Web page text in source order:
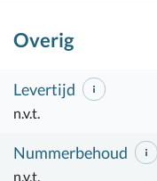
Overig
Levertijd
n.v.t.
Nummerbehoud
n.v.t.